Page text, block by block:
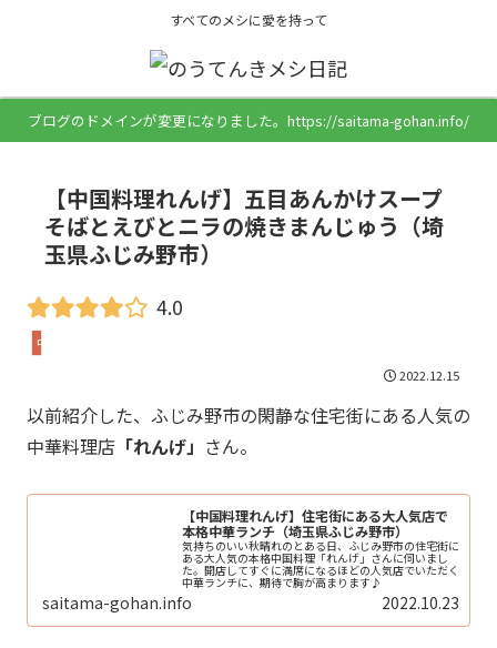
すべてのメシに愛を持って
ブログのドメインが変更になりました。https://saitama-gohan.info/
【中国料理れんげ】五目あんかけスープ
そばとえびとニラの焼きまんじゅう（埼
玉県ふじみ野市）
4.0
中華
2022.12.15
以前紹介した、ふじみ野市の閑静な住宅街にある人気の
中華料理店 「れんげ」 さん。
【中国料理れんげ】住宅街にある大人気店で
本格中華ランチ（埼玉県ふじみ野市）
気持ちのいい秋晴れのとある日、ふじみ野市の住宅街に
ある大人気の本格中国料理「れんげ」さんに伺いまし
た。開店してすぐに満席になるほどの人気店でいただく
中華ランチに、期待で胸が高まります♪
saitama-gohan.info 2022.10.23